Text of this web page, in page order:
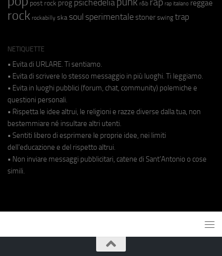
post rock prog psichedelia r&b rap italiano reggae
rock rockabilly ska soul sperimentale stoner swing trap
NETIQUETTE
• Evita di URLARE. Ti sentiamo.
• Evita di scrivere lo stesso messaggio in più luoghi. Ti leggiamo.
• Evita in luoghi pubblici (forum, chat, community) polemiche e
questioni personali.
• Rispetta le idee altrui, le religioni e razze diverse dalla tua, non
bestemmiare né insultare altri utenti.
• Sentiti libero di esprimere le proprie idee, nei limiti
dell'educazione e del rispetto altrui.
• Non inviare messaggi pubblicitari, catene di Sant'Antonio o cose
simili.